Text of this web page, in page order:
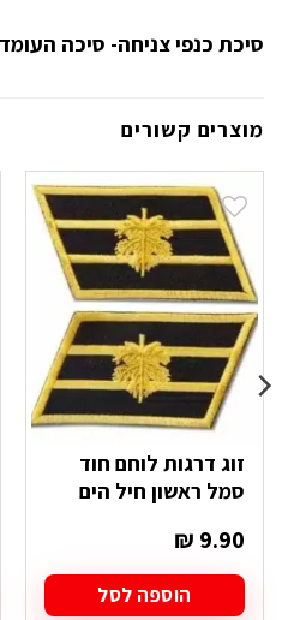
סיכת כנפי צניחה- סיכה
מוצרים קשורים
זוג דרגות לוחם חוד
סמל ראשון חיל הים
₪ 9.90
הוספה לסל